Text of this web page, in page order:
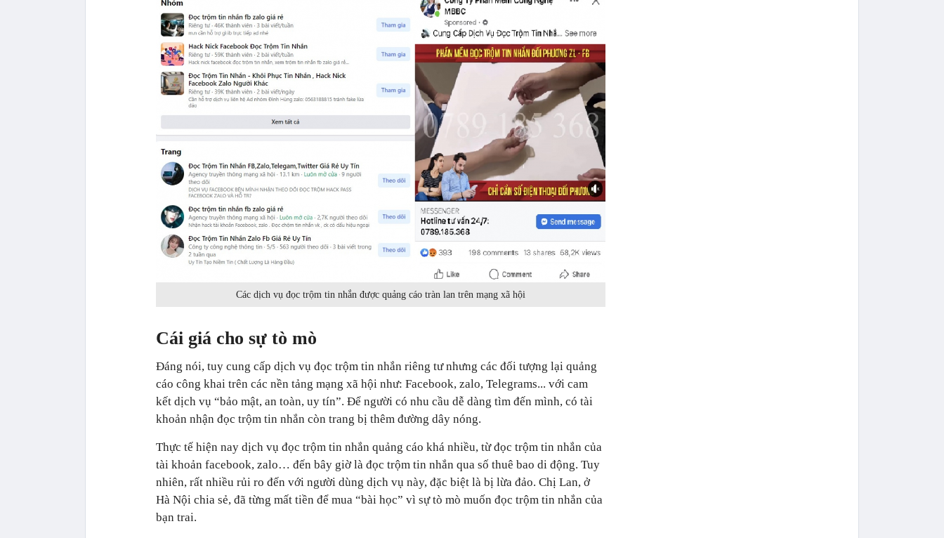
Các dịch vụ đọc trộm tin nhắn được quảng cáo tràn lan trên mạng xã hội
Cái giá cho sự tò mò
Đáng nói, tuy cung cấp dịch vụ đọc trộm tin nhắn riêng tư nhưng các đối tượng lại quảng
cáo công khai trên các nền tảng mạng xã hội như: Facebook, zalo, Telegrams... với cam
kết dịch vụ “bảo mật, an toàn, uy tín”. Để người có nhu cầu dễ dàng tìm đến mình, có tài
khoản nhận đọc trộm tin nhắn còn trang bị thêm đường dây nóng.
Thực tế hiện nay dịch vụ đọc trộm tin nhắn quảng cáo khá nhiều, từ đọc trộm tin nhắn của
tài khoản facebook, zalo… đến bây giờ là đọc trộm tin nhắn qua số thuê bao di động. Tuy
nhiên, rất nhiều rủi ro đến với người dùng dịch vụ này, đặc biệt là bị lừa đảo. Chị Lan, ở
Hà Nội chia sẻ, đã từng mất tiền để mua “bài học” vì sự tò mò muốn đọc trộm tin nhắn của
bạn trai.